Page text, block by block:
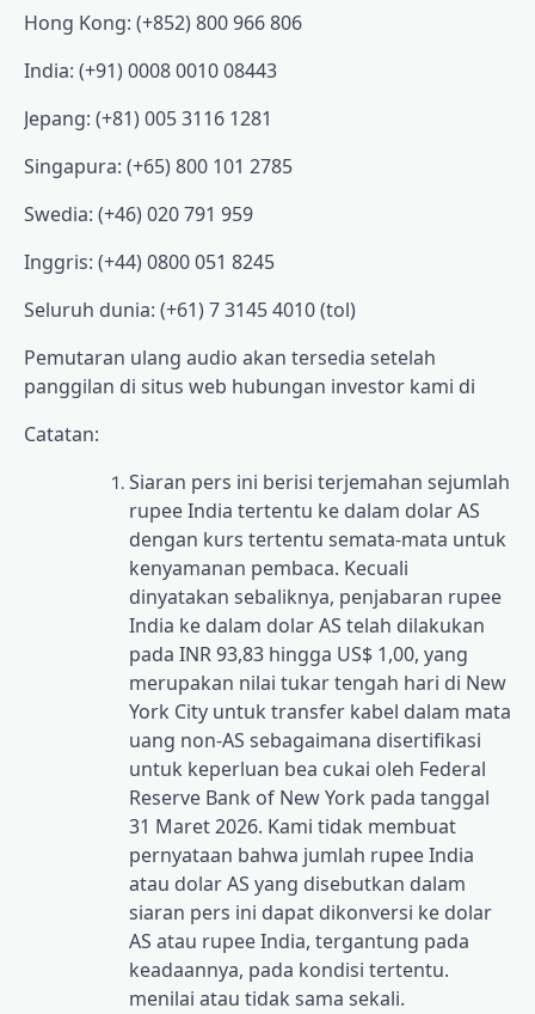
Hong Kong: (+852) 800 966 806
India: (+91) 0008 0010 08443
Jepang: (+81) 005 3116 1281
Singapura: (+65) 800 101 2785
Swedia: (+46) 020 791 959
Inggris: (+44) 0800 051 8245
Seluruh dunia: (+61) 7 3145 4010 (tol)
Pemutaran ulang audio akan tersedia setelah
panggilan di situs web hubungan investor kami di
Catatan:
Siaran pers ini berisi terjemahan sejumlah
rupee India tertentu ke dalam dolar AS
dengan kurs tertentu semata-mata untuk
kenyamanan pembaca. Kecuali
dinyatakan sebaliknya, penjabaran rupee
India ke dalam dolar AS telah dilakukan
pada INR 93,83 hingga US$ 1,00, yang
merupakan nilai tukar tengah hari di New
York City untuk transfer kabel dalam mata
uang non-AS sebagaimana disertifikasi
untuk keperluan bea cukai oleh Federal
Reserve Bank of New York pada tanggal
31 Maret 2026. Kami tidak membuat
pernyataan bahwa jumlah rupee India
atau dolar AS yang disebutkan dalam
siaran pers ini dapat dikonversi ke dolar
AS atau rupee India, tergantung pada
keadaannya, pada kondisi tertentu.
menilai atau tidak sama sekali.